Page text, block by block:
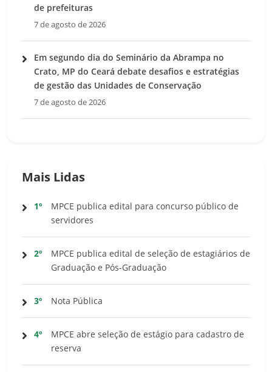
de prefeituras
7 de agosto de 2026
Em segundo dia do Seminário da Abrampa no
Crato, MP do Ceará debate desafios e estratégias
de gestão das Unidades de Conservação
7 de agosto de 2026
Mais Lidas
1º
MPCE publica edital para concurso público de
servidores
2º
MPCE publica edital de seleção de estagiários de
Graduação e Pós-Graduação
3º Nota Pública
4º
MPCE abre seleção de estágio para cadastro de
reserva